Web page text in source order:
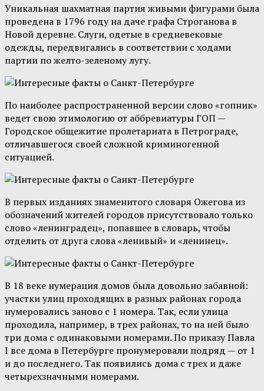
Уникальная шахматная партия живыми фигурами была
проведена в 1796 году на даче графа Строганова в
Новой деревне. Слуги, одетые в средневековые
одежды, передвигались в соответствии с ходами
партии по желто-зеленому лугу.
По наиболее распространенной версии слово «гопник»
ведет свою этимологию от аббревиатуры ГОП —
Городское общежитие пролетариата в Петрограде,
отличавшегося своей сложной криминогенной
ситуацией.
В первых изданиях знаменитого словаря Ожегова из
обозначений жителей городов присутствовало только
слово «ленинградец», попавшее в словарь, чтобы
отделить от друга слова «ленивый» и «ленинец».
В 18 веке нумерация домов была довольно забавной:
участки улиц проходящих в разных районах города
нумеровались заново с 1 номера. Так, если улица
проходила, например, в трех районах, то на ней было
три дома с одинаковыми номерами. По приказу Павла
I все дома в Петербурге пронумеровали подряд — от 1
и до последнего. Так появились дома с трех и даже
четырехзначными номерами.